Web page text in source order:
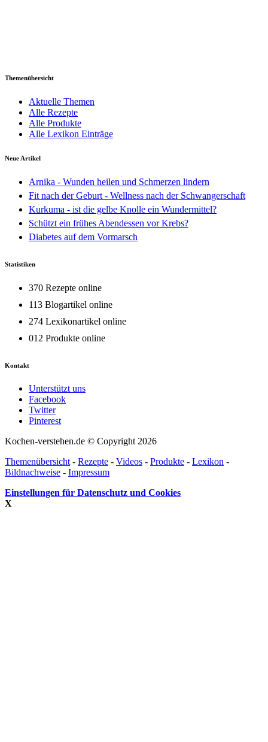
Themenübersicht
Aktuelle Themen
Alle Rezepte
Alle Produkte
Alle Lexikon Einträge
Neue Artikel
Arnika - Wunden heilen und Schmerzen lindern
Fit nach der Geburt - Wellness nach der Schwangerschaft
Kurkuma - ist die gelbe Knolle ein Wundermittel?
Schützt ein frühes Abendessen vor Krebs?
Diabetes auf dem Vormarsch
Statistiken
370 Rezepte online
113 Blogartikel online
274 Lexikonartikel online
012 Produkte online
Kontakt
Unterstützt uns
Facebook
Twitter
Pinterest
Kochen-verstehen.de © Copyright 2026
Themenübersicht- Rezepte - Videos - Produkte - Lexikon -
Bildnachweise - Impressum
Einstellungen für Datenschutz und Cookies
X